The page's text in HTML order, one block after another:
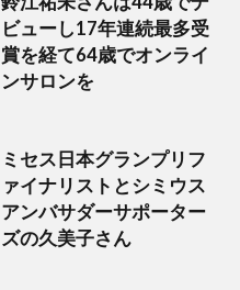
ビューし17年連続最多受
賞を経て64歳でオンライ
ンサロンを
ミセス日本グランプリフ
ァイナリストとシミウス
アンバサダーサポーター
ズの久美子さん